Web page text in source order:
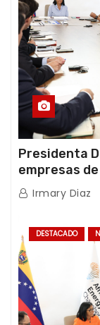
Presidenta
empresas
International
Irmary Diaz
DESTACADO